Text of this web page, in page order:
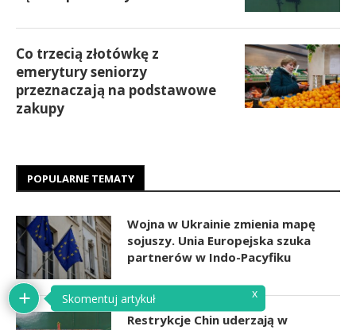
Co trzecią złotówkę z
emerytury seniorzy
przeznaczają na podstawowe
zakupy
POPULARNE TEMATY
Wojna w Ukrainie zmienia mapę
sojuszy. Unia Europejska szuka
partnerów w Indo-Pacyfiku
Restrykcje Chin uderzają w
Skomentuj artykuł x